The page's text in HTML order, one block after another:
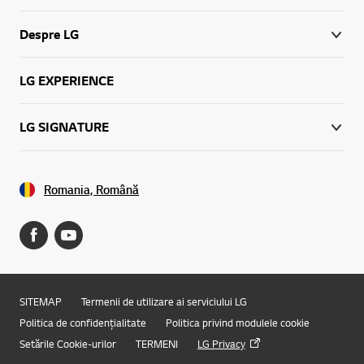
Despre LG
LG EXPERIENCE
LG SIGNATURE
Romania, Română
SITEMAP
Termenii de utilizare ai serviciului LG
Politica de confidențialitate
Politica privind modulele cookie
Setările Cookie-urilor
TERMENI
LG Privacy